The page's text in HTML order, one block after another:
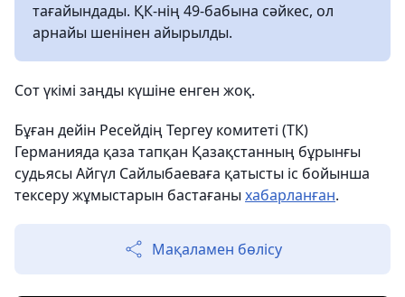
тағайындады. ҚК-нің 49-бабына сәйкес, ол
арнайы шенінен айырылды.
Сот үкімі заңды күшіне енген жоқ.
Бұған дейін Ресейдің Тергеу комитеті (ТК)
Германияда қаза тапқан Қазақстанның бұрынғы
судьясы Айгүл Сайлыбаеваға қатысты іс бойынша
тексеру жұмыстарын бастағаны хабарланған.
Мақаламен бөлісу